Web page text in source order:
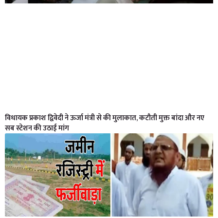
विधायक प्रकाश द्विवेदी ने ऊर्जा मंत्री से की मुलाकात, कटौती मुक्त बांदा और नए
सब स्टेशन की उठाई मांग